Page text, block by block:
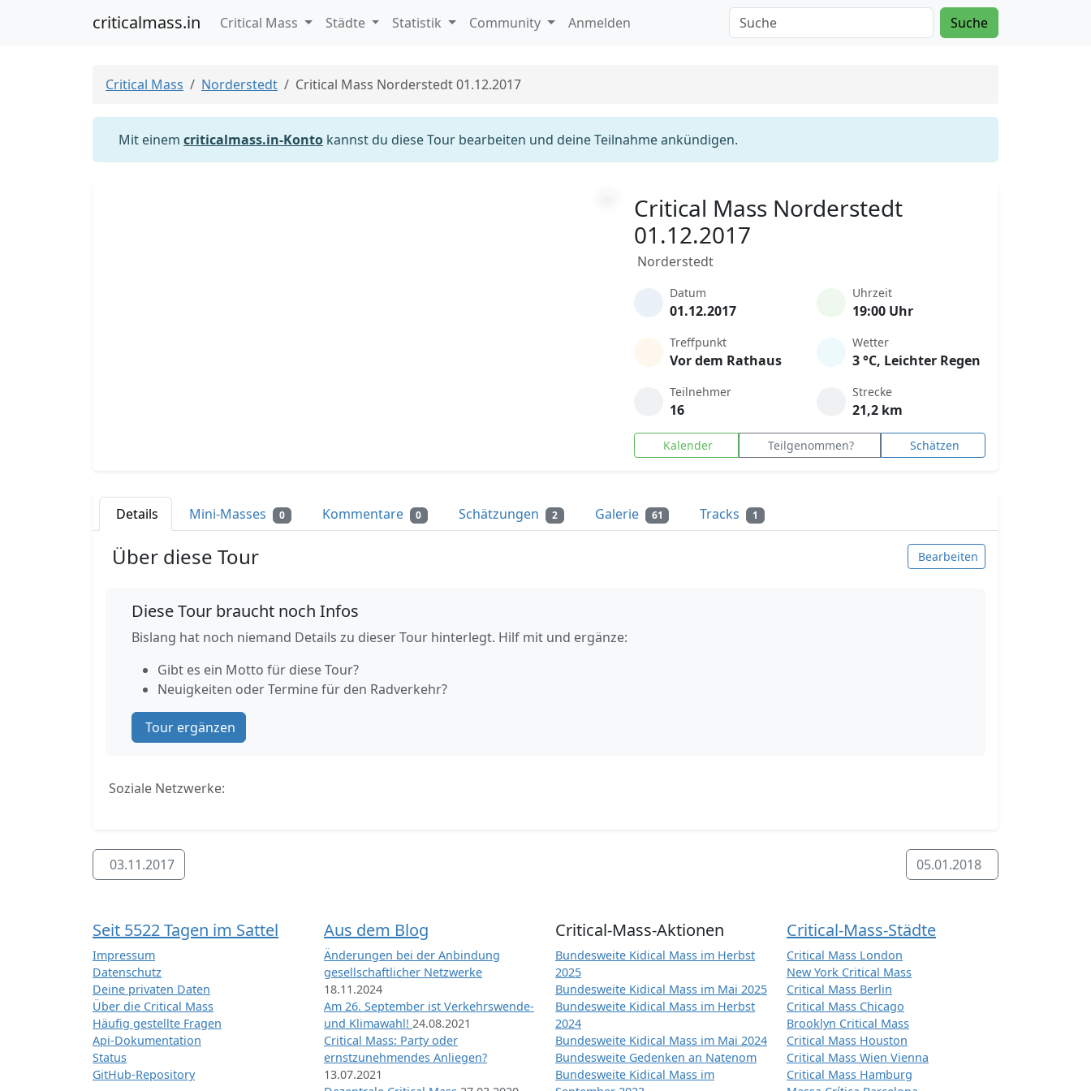
criticalmass.in Critical Mass Städte Statistik Community Anmelden Suche
Critical Mass Norderstedt Critical Mass Norderstedt 01.12.2017
Mit einem criticalmass.in-Konto kannst du diese Tour bearbeiten und deine Teilnahme ankündigen.
Critical Mass Norderstedt
01.12.2017
Norderstedt
Datum
01.12.2017
Uhrzeit
19:00 Uhr
Treffpunkt
Vor dem Rathaus
Wetter
3 °C, Leichter Regen
Teilnehmer
16
Strecke
21,2 km
Kalender Teilgenommen? Schätzen
Details Mini-Masses 0 Kommentare 0 Schätzungen 2 Galerie 61 Tracks 1
Über diese Tour Bearbeiten
Diese Tour braucht noch Infos
Bislang hat noch niemand Details zu dieser Tour hinterlegt. Hilf mit und ergänze:
Gibt es ein Motto für diese Tour?
Neuigkeiten oder Termine für den Radverkehr?
Tour ergänzen
Soziale Netzwerke:
03.11.2017 05.01.2018
Seit 5522 Tagen im Sattel
Impressum
Datenschutz
Deine privaten Daten
Über die Critical Mass
Häufig gestellte Fragen
Api-Dokumentation
Status
GitHub-Repository
Aus dem Blog
Änderungen bei der Anbindung
gesellschaftlicher Netzwerke
18.11.2024
Am 26. September ist Verkehrswende-
und Klimawahl! 24.08.2021
Critical Mass: Party oder
ernstzunehmendes Anliegen?
13.07.2021
Critical-Mass-Aktionen
Bundesweite Kidical Mass im Herbst
2025
Bundesweite Kidical Mass im Mai 2025
Bundesweite Kidical Mass im Herbst
2024
Bundesweite Kidical Mass im Mai 2024
Bundesweite Gedenken an Natenom
Bundesweite Kidical Mass im
Critical-Mass-Städte
Critical Mass London
New York Critical Mass
Critical Mass Berlin
Critical Mass Chicago
Brooklyn Critical Mass
Critical Mass Houston
Critical Mass Wien Vienna
Critical Mass Hamburg